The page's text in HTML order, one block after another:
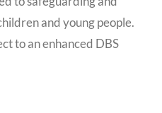
and young people.
to an enhanced DBS